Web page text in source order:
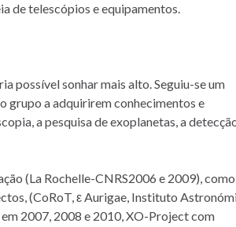
de telescópios e equipamentos.
possível sonhar mais alto. Seguiu-se um
grupo a adquirirem conhecimentos e
a pesquisa de exoplanetas, a
(La Rochelle-CNRS2006 e 2009), como
(CoRoT, ε Aurigae, Instituto
2007, 2008 e 2010, XO-Project com